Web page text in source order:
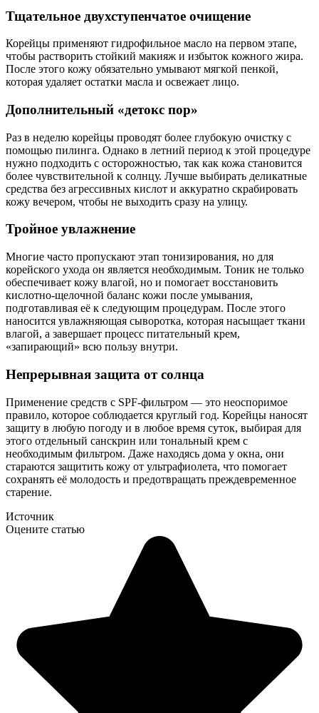
Тщательное двухступенчатое очищение
Корейцы применяют гидрофильное масло на первом этапе,
чтобы растворить стойкий макияж и избыток кожного жира.
После этого кожу обязательно умывают мягкой пенкой,
которая удаляет остатки масла и освежает лицо.
Дополнительный «детокс пор»
Раз в неделю корейцы проводят более глубокую очистку с
помощью пилинга. Однако в летний период к этой процедуре
нужно подходить с осторожностью, так как кожа становится
более чувствительной к солнцу. Лучше выбирать деликатные
средства без агрессивных кислот и аккуратно скрабировать
кожу вечером, чтобы не выходить сразу на улицу.
Тройное увлажнение
Многие часто пропускают этап тонизирования, но для
корейского ухода он является необходимым. Тоник не только
обеспечивает кожу влагой, но и помогает восстановить
кислотно-щелочной баланс кожи после умывания,
подготавливая её к следующим процедурам. После этого
наносится увлажняющая сыворотка, которая насыщает ткани
влагой, а завершает процесс питательный крем,
«запирающий» всю пользу внутри.
Непрерывная защита от солнца
Применение средств с SPF-фильтром — это неоспоримое
правило, которое соблюдается круглый год. Корейцы наносят
защиту в любую погоду и в любое время суток, выбирая для
этого отдельный санскрин или тональный крем с
необходимым фильтром. Даже находясь дома у окна, они
стараются защитить кожу от ультрафиолета, что помогает
сохранять её молодость и предотвращать преждевременное
старение.
Источник
Оцените статью